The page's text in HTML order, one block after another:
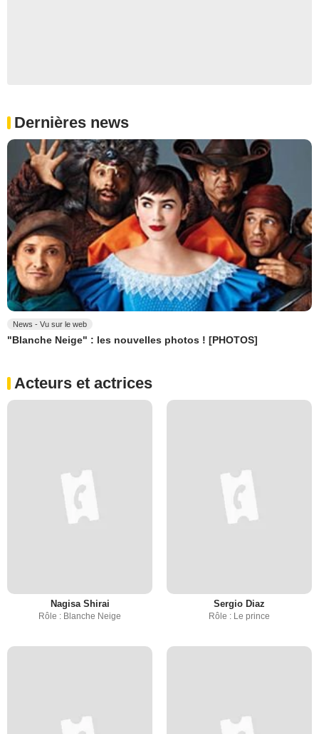
Dernières news
News - Vu sur le web
"Blanche Neige" : les nouvelles photos ! [PHOTOS]
Acteurs et actrices
Nagisa Shirai
Rôle : Blanche Neige
Sergio Diaz
Rôle : Le prince